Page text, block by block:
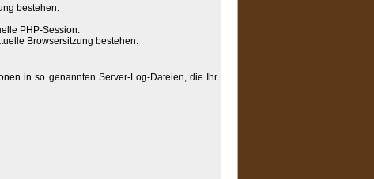
bestehen.
PHP-Session.
Browsersitzung bestehen.
in so genannten Server-Log-Dateien, die Ihr